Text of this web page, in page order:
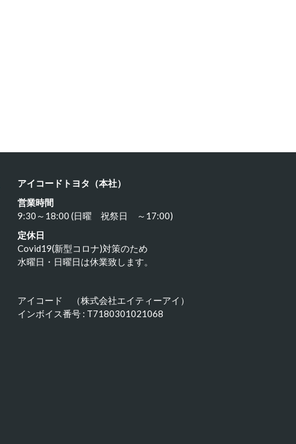
アイコードトヨタ（本社）
営業時間
9:30～18:00 (日曜 祝祭日 ～17:00)
定休日
Covid19(新型コロナ)対策のため
水曜日・日曜日は休業致します。
アイコード （株式会社エイティーアイ）
インボイス番号 : T7180301021068